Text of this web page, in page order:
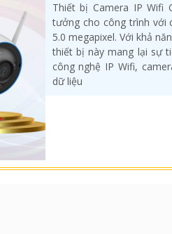
Thiết bị Camera IP Wifi
tưởng cho công trình với
5.0 megapixel. Với khả
thiết bị này mang lại sự
công nghệ IP Wifi,
dữ liệu